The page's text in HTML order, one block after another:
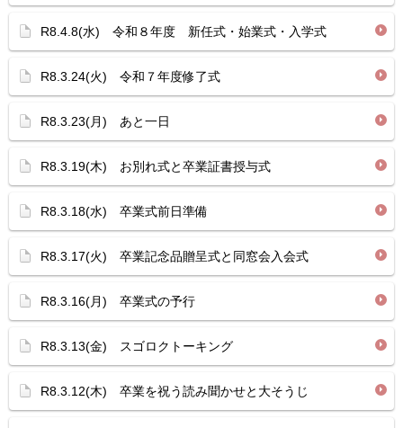
R8.4.8(水) 令和８年度 新任式・始業式・入学式
R8.3.24(火) 令和７年度修了式
R8.3.23(月) あと一日
R8.3.19(木) お別れ式と卒業証書授与式
R8.3.18(水) 卒業式前日準備
R8.3.17(火) 卒業記念品贈呈式と同窓会入会式
R8.3.16(月) 卒業式の予行
R8.3.13(金) スゴロクトーキング
R8.3.12(木) 卒業を祝う読み聞かせと大そうじ